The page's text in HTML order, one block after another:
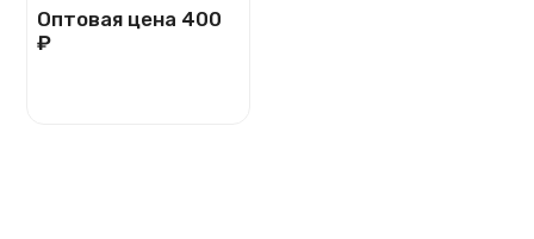
Оптовая цена 400
₽